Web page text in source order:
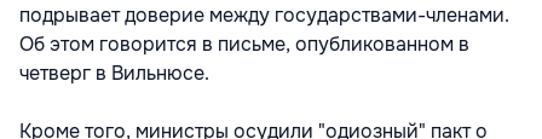
подрывает доверие между государствами-членами.
Об этом говорится в письме, опубликованном в
четверг в Вильнюсе.
Кроме того, министры осудили "одиозный" пакт о